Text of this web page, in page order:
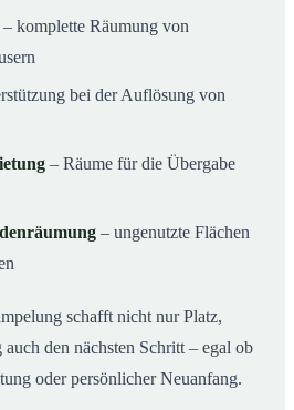
– komplette Räumung von
bei der Auflösung von
– Räume für die Übergabe
– ungenutzte Flächen
schafft nicht nur Platz,
den nächsten Schritt – egal ob
oder persönlicher Neuanfang.